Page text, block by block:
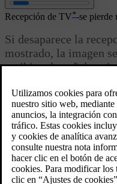
Actualizado 08/06/2023
Recepción de TV*-se pierde
Si desaparece la
mostrado, la imagen
recibirse la señal, se
Si desaparece la recepción
imagen se congelará. Poco
informa que se ha perdido la
afectado y que está en
a recibirse la señal, se inicia
Puede cambiar de canal en
mensaje.